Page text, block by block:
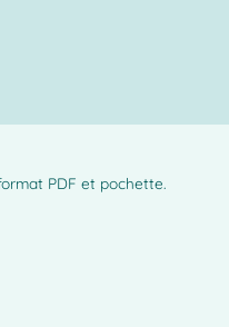
PDF et pochette.